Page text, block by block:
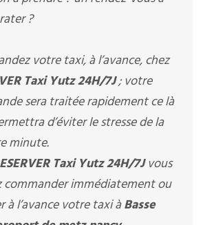
?
votre taxi, à l’avance, chez
Taxi Yutz 24H/7J; votre
sera traitée rapidement ce là
d’éviter le stresse de la
minute.
Taxi Yutz 24H/7Jvous
commander immédiatement ou
à l’avance votre taxi àBasse